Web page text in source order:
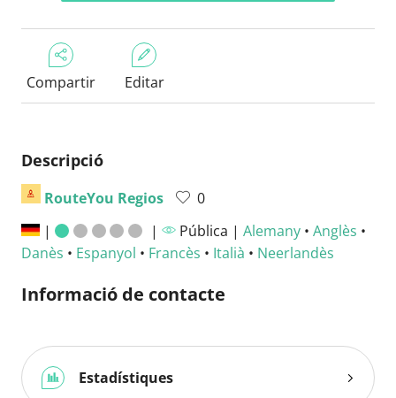
Compartir Editar
Descripció
RouteYou Regios
0
|
| Pública | Alemany• Anglès •
Danès • Espanyol • Francès • Italià • Neerlandès
Informació de contacte
Estadístiques